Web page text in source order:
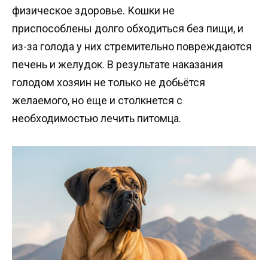
физическое здоровье. Кошки не
приспособлены долго обходиться без пищи, и
из-за голода у них стремительно повреждаются
печень и желудок. В результате наказания
голодом хозяин не только не добьётся
желаемого, но еще и столкнется с
необходимостью лечить питомца.